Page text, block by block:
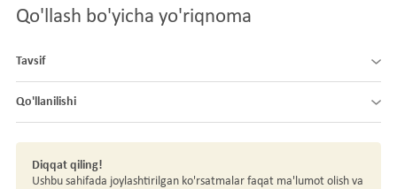
Qo'llash bo'yicha yo'riqnoma
Tavsif
Qo'llanilishi
Diqqat qiling!
Ushbu sahifada joylashtirilgan ko'rsatmalar faqat ma'lumot olish va